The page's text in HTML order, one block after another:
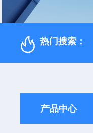
热门搜索：
产品中心